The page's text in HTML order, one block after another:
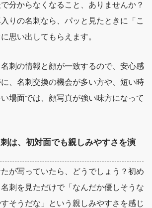
分からなくなること、ありませんか？
りの名刺なら、パッと見たときに「こ
思い出してもらえます。
刺の情報と顔が一致するので、安心感
、名刺交換の機会が多い方や、短い時
場面では、顔写真が強い味方になって
は、初対面でも親しみやすさを演
が写っていたら、どうでしょう？初め
名刺を見ただけで「なんだか優しそうな
そうだな」という親しみやすさ を感じ